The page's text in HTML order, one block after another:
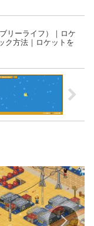
リーライフ）｜ロケ
ク方法｜ロケットを